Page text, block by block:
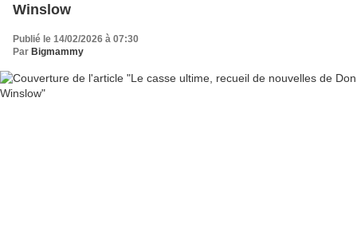
Winslow
Publié le 14/02/2026 à 07:30
Par Bigmammy